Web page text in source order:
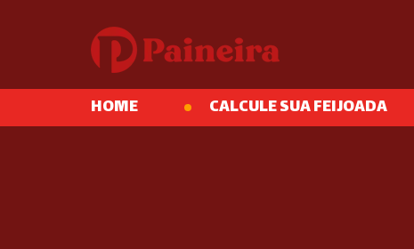
HOME CALCULE SUA FEIJOADA